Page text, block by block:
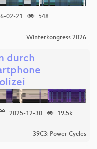
02-21
548
Winterkongress 2026
durch
2025-12-30
19.5k
39C3: Power Cycles